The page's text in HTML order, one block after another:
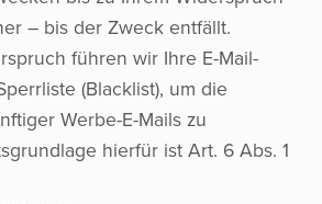
– bis der Zweck entfällt.
führen wir Ihre E-Mail-
(Blacklist), um die
Werbe-E-Mails zu
hierfür ist Art. 6 Abs. 1